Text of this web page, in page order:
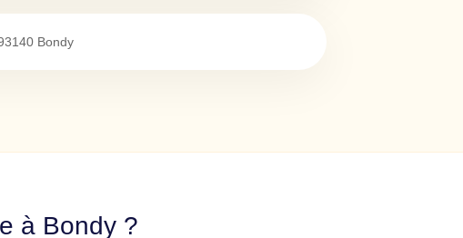
Bondy
à Bondy ?